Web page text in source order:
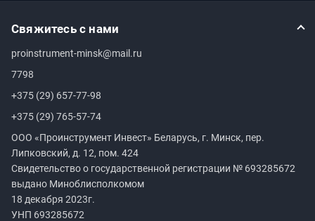
Свяжитесь с нами
proinstrument-minsk@mail.ru
7798
+375 (29) 657-77-98
+375 (29) 765-57-74
ООО «Проинструмент Инвест» Беларусь, г. Минск, пер.
Липковский, д. 12, пом. 424
Свидетельство о государственной регистрации № 693285672
выдано Миноблисполкомом
18 декабря 2023г.
УНП 693285672